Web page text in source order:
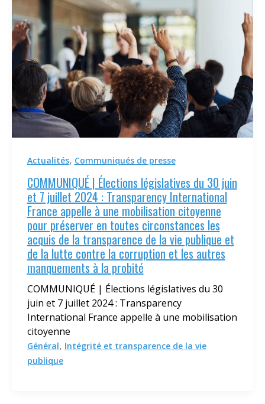
Actualités, Communiqués de presse
COMMUNIQUÉ | Élections législatives du 30 juin
et 7 juillet 2024 : Transparency International
France appelle à une mobilisation citoyenne
pour préserver en toutes circonstances les
acquis de la transparence de la vie publique et
de la lutte contre la corruption et les autres
manquements à la probité
COMMUNIQUÉ | Élections législatives du 30
juin et 7 juillet 2024 : Transparency
International France appelle à une mobilisation
citoyenne
Général, Intégrité et transparence de la vie
publique